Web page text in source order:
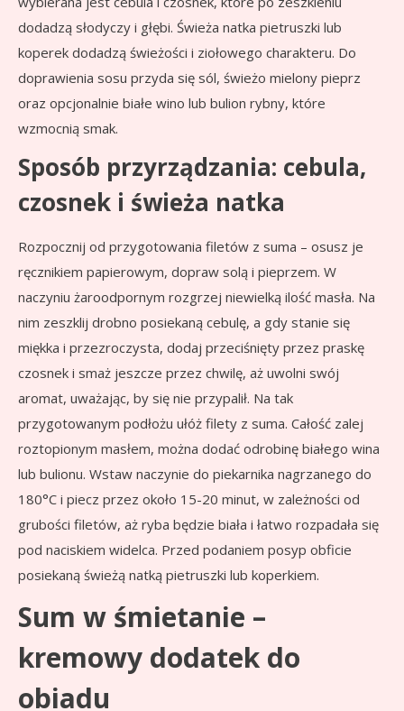
dodadzą słodyczy i głębi. Świeża natka pietruszki lub
koperek dodadzą świeżości i ziołowego charakteru. Do
doprawienia sosu przyda się sól, świeżo mielony pieprz
oraz opcjonalnie białe wino lub bulion rybny, które
wzmocnią smak.
Sposób przyrządzania: cebula,
czosnek i świeża natka
Rozpocznij od przygotowania filetów z suma – osusz je
ręcznikiem papierowym, dopraw solą i pieprzem. W
naczyniu żaroodpornym rozgrzej niewielką ilość masła. Na
nim zeszklij drobno posiekaną cebulę, a gdy stanie się
miękka i przezroczysta, dodaj przeciśnięty przez praskę
czosnek i smaż jeszcze przez chwilę, aż uwolni swój
aromat, uważając, by się nie przypalił. Na tak
przygotowanym podłożu ułóż filety z suma. Całość zalej
roztopionym masłem, można dodać odrobinę białego wina
lub bulionu. Wstaw naczynie do piekarnika nagrzanego do
180°C i piecz przez około 15-20 minut, w zależności od
grubości filetów, aż ryba będzie biała i łatwo rozpadała się
pod naciskiem widelca. Przed podaniem posyp obficie
posiekaną świeżą natką pietruszki lub koperkiem.
Sum w śmietanie –
kremowy dodatek do
obiadu